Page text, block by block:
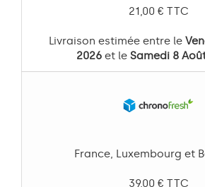
21,00 € TTC
Livraison estimée entre le
2026et le Samedi 8
France, Luxembourg et
39,00 € TTC